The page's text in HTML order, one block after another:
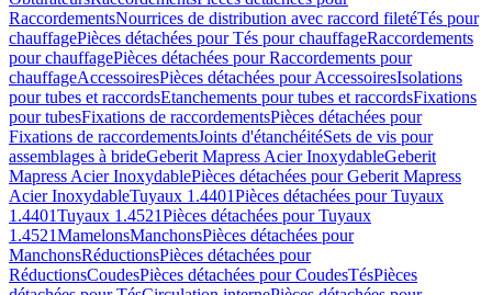
RaccordementsNourrices de distribution avec raccord filetéTés pour
chauffagePièces détachées pour Tés pour chauffageRaccordements
pour chauffagePièces détachées pour Raccordements pour
chauffageAccessoiresPièces détachées pour AccessoiresIsolations
pour tubes et raccordsEtanchements pour tubes et raccordsFixations
pour tubesFixations de raccordementsPièces détachées pour
Fixations de raccordementsJoints d'étanchéitéSets de vis pour
assemblages à brideGeberit Mapress Acier InoxydableGeberit
Mapress Acier InoxydablePièces détachées pour Geberit Mapress
Acier InoxydableTuyaux 1.4401Pièces détachées pour Tuyaux
1.4401Tuyaux 1.4521Pièces détachées pour Tuyaux
1.4521MamelonsManchonsPièces détachées pour
ManchonsRéductionsPièces détachées pour
RéductionsCoudesPièces détachées pour CoudesTésPièces